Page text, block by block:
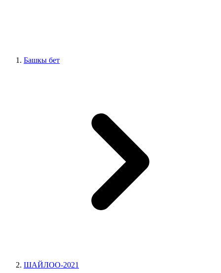
Башкы бет
ШАЙЛОО-2021